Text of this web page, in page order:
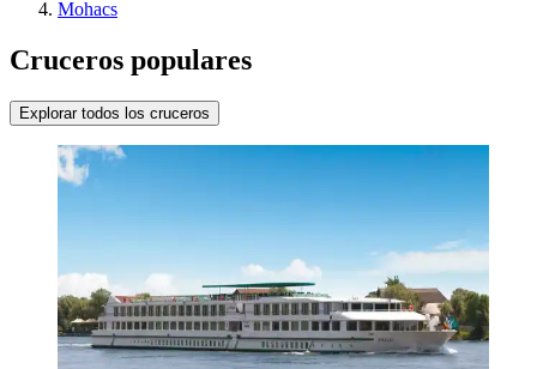
Mohacs
Cruceros populares
Explorar todos los cruceros